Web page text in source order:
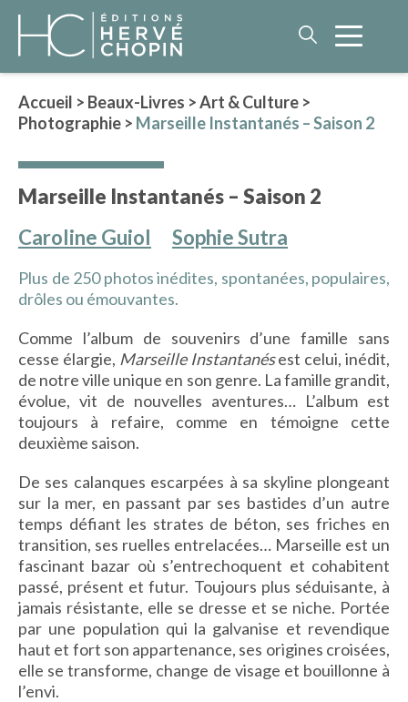
ROMAN HISTORIQUE
POLAR
LITTÉRATURE GÉNÉRALE
BEAUX-LIVRES
IMAGES D’ANTAN & 100% VINTAGE
HISTOIRE & PATRIMOINE
ART & CULTURE
JEUNESSE
TERRES D’OUTRE-MER
ART & CULTURE
HISTOIRE & PATRIMOINE
NATURE & ENVIRONNEMENT
Accueil > Beaux-Livres >Art & Culture >
Photographie > Marseille Instantanés – Saison 2
Marseille Instantanés – Saison 2
Caroline Guiol
Sophie Sutra
Plus de 250 photos inédites, spontanées, populaires,
drôles ou émouvantes.
Comme l’album de souvenirs d’une famille sans
cesse élargie, Marseille Instantanésest celui, inédit,
de notre ville unique en son genre. La famille grandit,
évolue, vit de nouvelles aventures… L’album est
toujours à refaire, comme en témoigne cette
deuxième saison.
De ses calanques escarpées à sa skyline plongeant
sur la mer, en passant par ses bastides d’un autre
temps défiant les strates de béton, ses friches en
transition, ses ruelles entrelacées… Marseille est un
fascinant bazar où s’entrechoquent et cohabitent
passé, présent et futur. Toujours plus séduisante, à
jamais résistante, elle se dresse et se niche. Portée
par une population qui la galvanise et revendique
haut et fort son appartenance, ses origines croisées,
elle se transforme, change de visage et bouillonne à
l’envi.